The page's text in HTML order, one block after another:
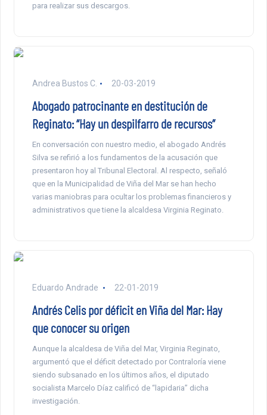
para realizar sus descargos.
Andrea Bustos C. 20-03-2019
Abogado patrocinante en destitución de
Reginato: “Hay un despilfarro de recursos”
En conversación con nuestro medio, el abogado Andrés
Silva se refirió a los fundamentos de la acusación que
presentaron hoy al Tribunal Electoral. Al respecto, señaló
que en la Municipalidad de Viña del Mar se han hecho
varias maniobras para ocultar los problemas financieros y
administrativos que tiene la alcaldesa Virginia Reginato.
Eduardo Andrade 22-01-2019
Andrés Celis por déficit en Viña del Mar: Hay
que conocer su origen
Aunque la alcaldesa de Viña del Mar, Virginia Reginato,
argumentó que el déficit detectado por Contraloría viene
siendo subsanado en los últimos años, el diputado
socialista Marcelo Díaz calificó de “lapidaria” dicha
investigación.